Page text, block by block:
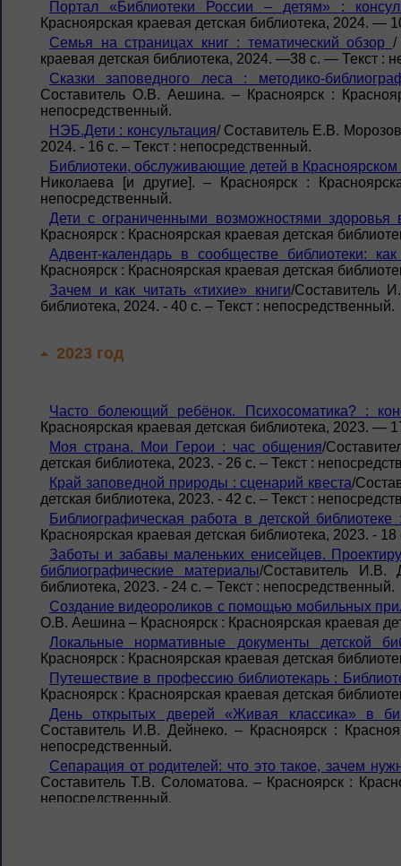
Портал «Библиотеки России – детям» :
Красноярская краевая детская библиотека, 2024. —
Семья на страницах книг : тематический обзор /
краевая детская библиотека, 2024. —38 с. — Текст :
Сказки заповедного леса : методико-
Составитель О.В. Аешина. – Красноярск :
непосредственный.
НЭБ.Дети : консультация/ Составитель Е.В.
2024. - 16 с. – Текст : непосредственный.
Библиотеки, обслуживающие детей в Красноярском
Николаева [и другие]. – Красноярск :
непосредственный.
Дети с ограниченными возможностями здоровья
Красноярск : Красноярская краевая детская
Адвент-календарь в сообществе библиотеки:
Красноярск : Красноярская краевая детская
Зачем и как читать «тихие» книги/Составитель
библиотека, 2024. - 40 с. – Текст : непосредственный.
2023 год
Часто болеющий ребёнок. Психосоматика? :
Красноярская краевая детская библиотека, 2023. —
Моя страна. Мои Герои : час общения/
детская библиотека, 2023. - 26 с. – Текст :
Край заповедной природы : сценарий квеста/
детская библиотека, 2023. - 42 с. – Текст :
Библиографическая работа в детской библиотеке
Красноярская краевая детская библиотека, 2023. -
Заботы и забавы маленьких енисейцев.
библиографические материалы/Составитель И.В.
библиотека, 2023. - 24 с. – Текст : непосредственный.
Создание видеороликов с помощью мобильных
О.В. Аешина – Красноярск : Красноярская краевая
Локальные нормативные документы детской
Красноярск : Красноярская краевая детская
Путешествие в профессию библиотекарь :
Красноярск : Красноярская краевая детская
День открытых дверей «Живая классика» в
Составитель И.В. Дейнеко. – Красноярск :
непосредственный.
Сепарация от родителей: что это такое, зачем
Составитель Т.В. Соломатова. – Красноярск :
непосредственный.